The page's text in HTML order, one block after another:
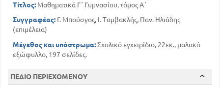
Τίτλος: Μαθηματικά Γ΄ Γυμνασίου, τόμος Α΄
Συγγραφέας: Γ. Μπούσγος, Ι. Ταμβακλής, Παν. Ηλιάδης
(επιμέλεια)
Μέγεθος και υπόστρωμα:Σχολικό εγχειρίδιο, 22εκ., μαλακό
εξώφυλλο, 197 σελίδες.
ΠΕΔΙΟ ΠΕΡΙΕΧΟΜΕΝΟΥ